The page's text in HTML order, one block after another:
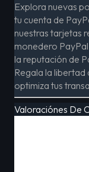
Explora nuevas
tu cuenta de
nuestras tarjetas
monedero
la reputación de
Regala la
optimiza tus
Valoraciónes De